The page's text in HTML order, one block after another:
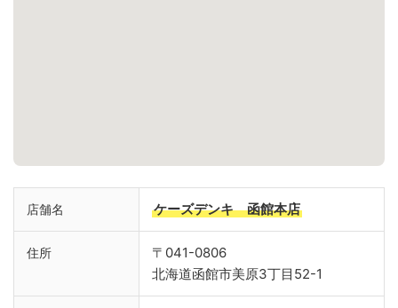
店舗名 ケーズデンキ 函館本店
住所
〒041-0806
北海道函館市美原3丁目52-1